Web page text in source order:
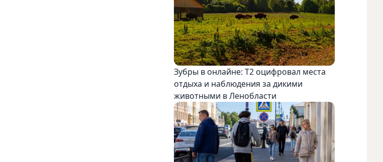
Зубры в онлайне: Т2 оцифровал места
отдыха и наблюдения за дикими
животными в Ленобласти